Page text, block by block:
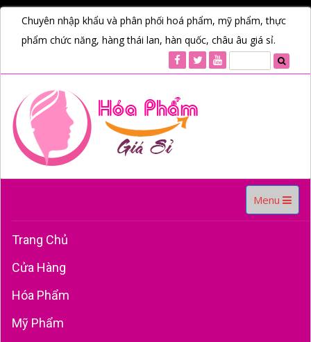
Chuyên nhập khẩu và phân phối hoá phẩm, mỹ phẩm, thực
phẩm chức năng, hàng thái lan, hàn quốc, châu âu giá sỉ.
Toggle
navigation
Menu
Trang Chủ
Cửa Hàng
Hóa Phẩm
Mỹ Phẩm